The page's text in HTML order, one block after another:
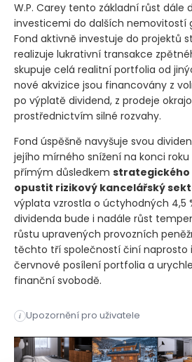
W.P. Carey tento základní růst dále
investicemi do dalších nemovitostí
Fond aktivně investuje do projektů
realizuje lukrativní transakce
skupuje celá realitní portfolia od
nové akvizice jsou financovány z
po výplatě dividend, z prodeje
prostřednictvím silné rozvahy.
Fond úspěšně navyšuje svou
jejího mírného snížení na konci
přímým důsledkem
opustit rizikový kancelářský
výplata vzrostla o úctyhodných 4,5
dividenda bude i nadále růst
růstu upravených provozních
těchto tří společností činí naprosto
červnové posílení portfolia a
finanční svobodě.
i Upozornění pro uživatele
Infrastrukturní gigant Brookfield